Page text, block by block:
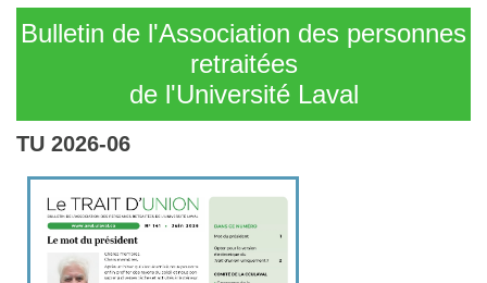
Bulletin de l'Association des personnes
retraitées
de l'Université Laval
TU 2026-06